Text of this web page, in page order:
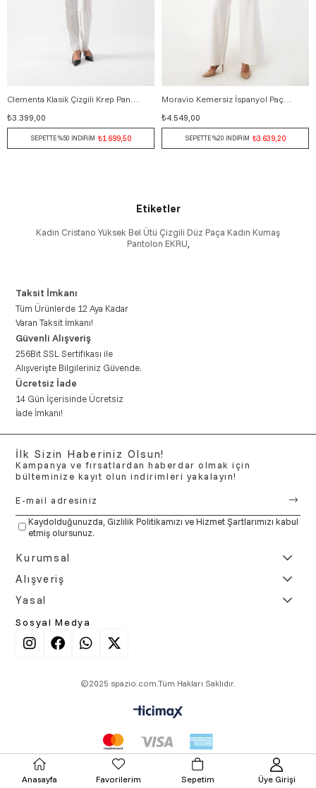
38 40 42 44 46
₺3.399,00
SEPETTE %50 İNDİRİM ₺1.699,50
36 38 40 42 44 46
₺4.549,00
SEPETTE %20 İNDİRİM ₺3.639,20
Etiketler
Kadın Cristano Yüksek Bel Ütü Çizgili Düz Paça Kadın Kumaş
Pantolon EKRU,
Taksit İmkanı
Tüm Ürünlerde 12 Aya Kadar
Varan Taksit İmkanı!
Güvenli Alışveriş
256Bit SSL Sertifikası ile
Alışverişte Bilgileriniz Güvende.
Ücretsiz İade
14 Gün İçerisinde Ücretsiz
İade İmkanı!
İlk Sizin Haberiniz Olsun!
Kampanya ve fırsatlardan haberdar olmak için
bülteminize kayıt olun indirimleri yakalayın!
Kaydolduğunuzda, Gizlilik Politikamızı veHizmet Şartlarımızı kabul
etmiş olursunuz.
Kurumsal
Alışveriş
Yasal
Sosyal Medya
©2025 spazio.com.Tüm Hakları Saklıdır.
Anasayfa Favorilerim Sepetim Üye Girişi